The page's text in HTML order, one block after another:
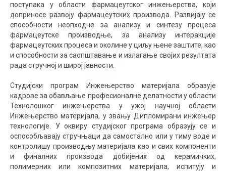
поступака у области фармацеутског инжењерства, који
доприносе развоју фармацеутских производа. Развијају се
способности неопходне за анализу и синтезу процеса
фармацеутске производње, за анализу интеракције
фармацеутских процеса и околине у циљу њене заштите, као
и способности за саопштавање и излагање својих резултата
рада стручној и широј јавности.
Студијски програм Инжењерство материјала образује
кадрове за обављање професионалне делатности у области
Технолошког инжењерства у ужој научној области
Инжењерство материјала, у звању Дипломирани инжењер
технологије. У оквиру студијског програма образују се и
оспособљавају стручњаци да самостално или у тиму воде и
контролишу производњу материјала као и свих компоненти
и финалних производа добијених од керамичких,
полимерних или композитних материјала, испитују и